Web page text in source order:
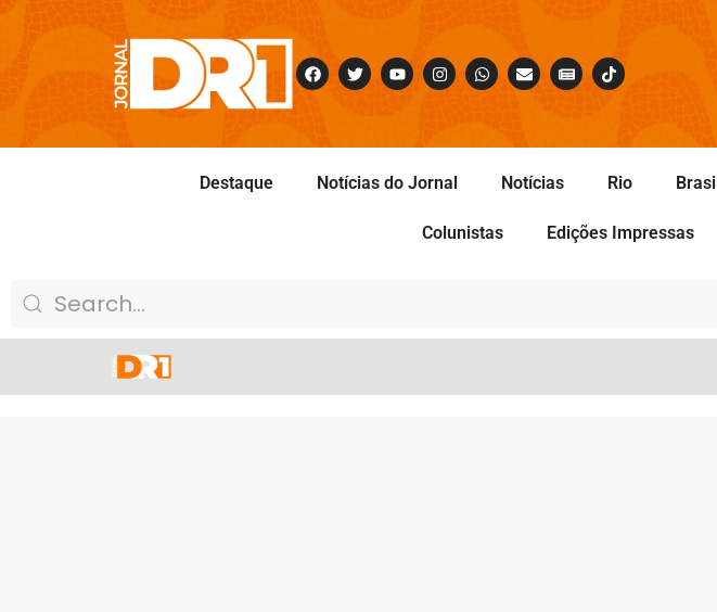
Destaque Notícias do Jornal Notícias Rio Brasil
Colunistas Edições Impressas